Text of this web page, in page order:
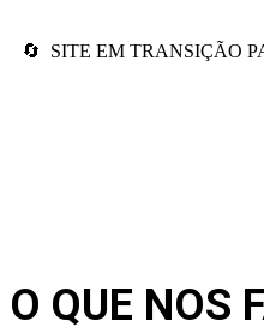
🔄 SITE EM TRANSIÇÃO
O QUE NOS